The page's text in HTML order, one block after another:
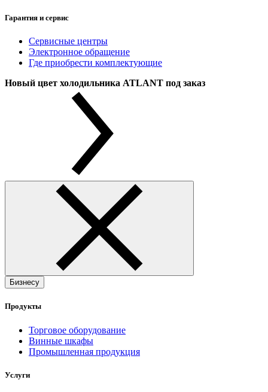
Гарантия и сервис
Сервисные центры
Электронное обращение
Где приобрести комплектующие
Новый цвет холодильника ATLANT под заказ
Бизнесу
Продукты
Торговое оборудование
Винные шкафы
Промышленная продукция
Услуги